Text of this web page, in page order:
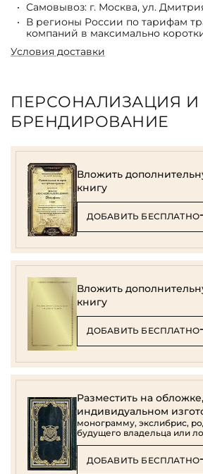
Самовывоз: г. Москва, ул.
В регионы России по тарифам
компаний в максимально
Условия доставки
ПЕРСОНАЛИЗАЦИЯ И
БРЕНДИРОВАНИЕ
Вложить
книгу
ДОБАВИТЬ БЕСПЛАТНО
Вложить
книгу
ДОБАВИТЬ БЕСПЛАТНО
Разместить на
индивидуальном
монограмму, экслибрис,
будущего владельца или
ДОБАВИТЬ БЕСПЛАТНО